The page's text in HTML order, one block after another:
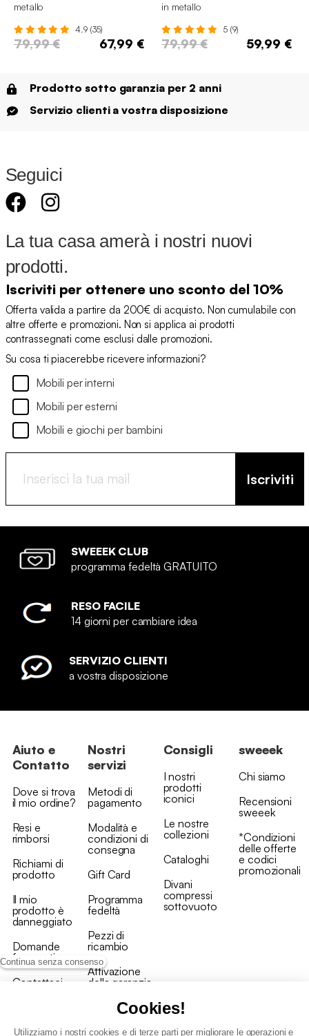
Continua senza consenso
Cookies!
Utilizziamo i nostri cookies e di terze parti per migliorare le operazioni e
metallo
4.9 (35)
79,99 € 67,99 €
in metallo
5 (9)
79,99 € 59,99 €
Prodotto sotto garanzia per 2 anni
Servizio clienti a vostra disposizione
Seguici
La tua casa amerà i nostri nuovi
prodotti.
Iscriviti per ottenere uno sconto del 10%
Offerta valida a partire da 200€ di acquisto. Non cumulabile con
altre offerte e promozioni. Non si applica ai prodotti
contrassegnati come esclusi dalle promozioni.
Su cosa ti piacerebbe ricevere informazioni?
Mobili per interni
Mobili per esterni
Mobili e giochi per bambini
Iscriviti
SWEEEK CLUB
programma fedeltà GRATUITO
RESO FACILE
14 giorni per cambiare idea
SERVIZIO CLIENTI
a vostra disposizione
Aiuto e
Contatto
Dove si trova
il mio ordine?
Resi e
rimborsi
Richiami di
prodotto
Il mio
prodotto è
danneggiato
Domande
frequenti
Contattaci
Nostri
servizi
Metodi di
pagamento
Modalità e
condizioni di
consegna
Gift Card
Programma
fedeltà
Pezzi di
ricambio
Attivazione
della garanzia
Consigli
I nostri
prodotti
iconici
Le nostre
collezioni
Cataloghi
Divani
compressi
sottovuoto
sweeek
Chi siamo
Recensioni
sweeek
*Condizioni
delle offerte
e codici
promozionali